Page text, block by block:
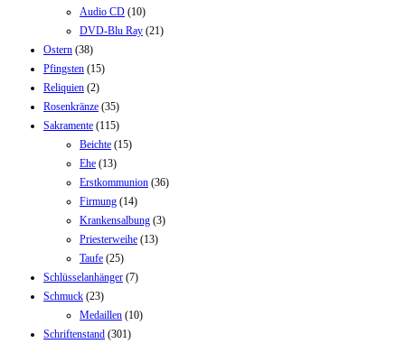
Audio CD (10)
DVD-Blu Ray (21)
Ostern (38)
Pfingsten (15)
Reliquien (2)
Rosenkränze (35)
Sakramente (115)
Beichte (15)
Ehe (13)
Erstkommunion (36)
Firmung (14)
Krankensalbung (3)
Priesterweihe (13)
Taufe (25)
Schlüsselanhänger (7)
Schmuck (23)
Medaillen (10)
Schriftenstand (301)